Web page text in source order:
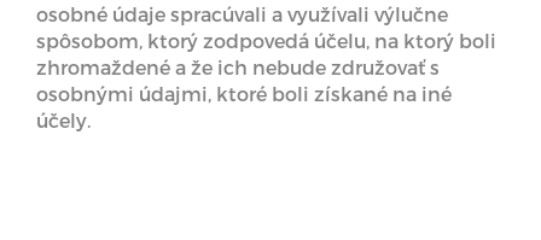
osobné údaje spracúvali a využívali výlučne
spôsobom, ktorý zodpovedá účelu, na ktorý boli
zhromaždené a že ich nebude združovať s
osobnými údajmi, ktoré boli získané na iné
účely.